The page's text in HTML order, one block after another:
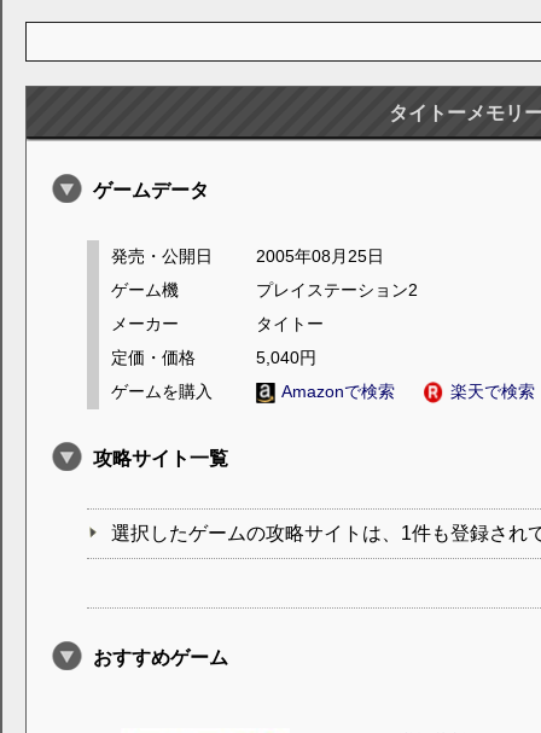
タイトーメモリ
ゲームデータ
発売・公開日
2005年08月25日
ゲーム機
プレイステーション2
メーカー
タイトー
定価・価格
5,040円
ゲームを購入
Amazonで検索 楽天で検索
攻略サイト一覧
選択したゲームの攻略サイトは、1件も登録され
おすすめゲーム